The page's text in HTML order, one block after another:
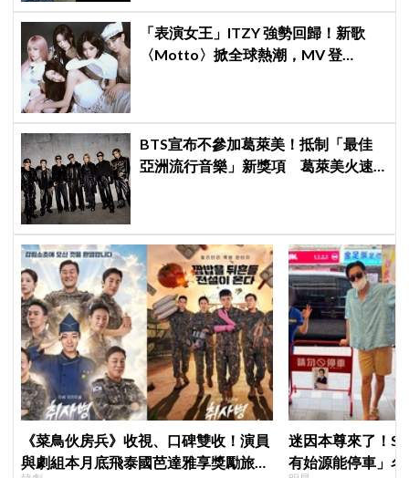
「表演女王」ITZY 強勢回歸！新歌
〈Motto〉掀全球熱潮，MV 登
BTS宣布不參加葛萊美！抵制「最佳
亞洲流行音樂」新獎項 葛萊美火速
《菜鳥伙房兵》收視、口碑雙收！演員
與劇組本月底飛泰國芭達雅享獎勵旅
迷因本尊來了！
有始源能停車」